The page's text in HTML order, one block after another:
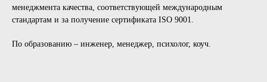
менеджмента качества, соответствующей международным
стандартам и за получение сертификата ISO 9001.
По образованию – инженер, менеджер, психолог, коуч.